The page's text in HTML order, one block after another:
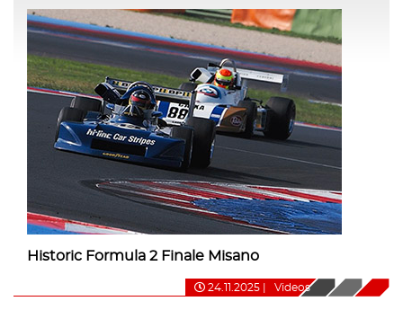
Historic Formula 2 Finale Misano
24.11.2025 Videos